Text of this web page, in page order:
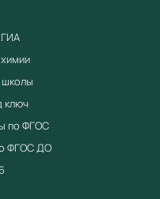
по всей России
,
«Учебный Стандарт»
требованиям
ключ
по ФГОС
ФГОС ДО